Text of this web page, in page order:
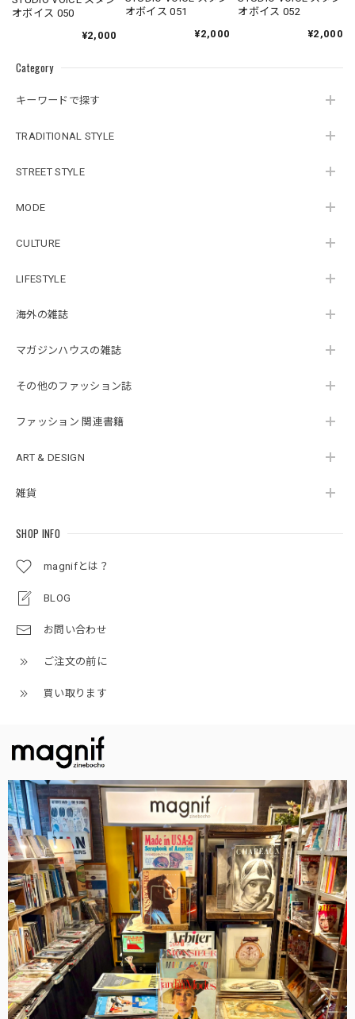
Category
キーワードで探す
TRADITIONAL STYLE
STREET STYLE
MODE
CULTURE
LIFESTYLE
海外の雑誌
マガジンハウスの雑誌
その他のファッション誌
ファッション 関連書籍
ART & DESIGN
雑貨
SHOP INFO
magnifとは？
BLOG
お問い合わせ
ご注文の前に
買い取ります
オボイス 050
¥2,000
オボイス 051
¥2,000
オボイス 052
¥2,000